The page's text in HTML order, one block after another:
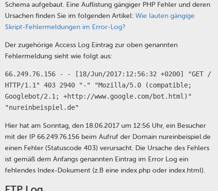
Schema aufgebaut. Eine Auflistung gängiger PHP Fehler und deren
Ursachen finden Sie im folgenden Artikel: Wie lauten gängige
Skript-Fehlermeldungen im Error-Log?
Der zugehörige Access Log Eintrag zur oben genannten
Fehlermeldung sieht wie folgt aus:
66.249.76.156 - - [18/Jun/2017:12:56:32 +0200] "GET /
HTTP/1.1" 403 2940 "-" "Mozilla/5.0 (compatible;
Googlebot/2.1; +http://www.google.com/bot.html)"
"nureinbeispiel.de"
Hier hat am Sonntag, den 18.06.2017 um 12:56 Uhr, ein Besucher
mit der IP 66.249.76.156 beim Aufruf der Domain nureinbeispiel.de
einen Fehler (Statuscode 403) verursacht. Die Ursache des Fehlers
ist gemäß dem Anfangs genannten Eintrag im Error Log ein
fehlendes Index-Dokument (z.B eine index.php oder index.html).